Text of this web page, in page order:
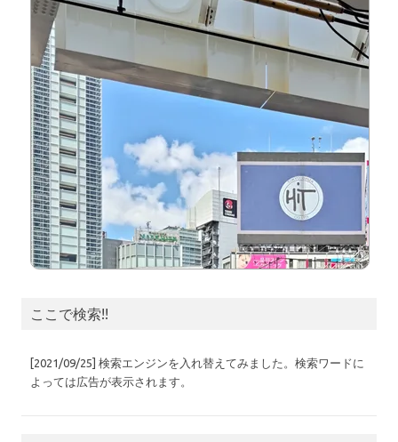
ここで検索!!
[2021/09/25] 検索エンジンを入れ替えてみました。検索ワードに
よっては広告が表示されます。